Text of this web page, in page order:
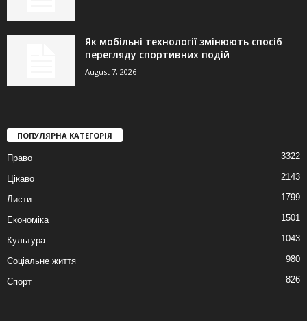
Як мобільні технології змінюють спосіб
перегляду спортивних подій
August 7, 2026
ПОПУЛЯРНА КАТЕГОРІЯ
Право 3322
Цікаво 2143
Листи 1799
Економіка 1501
Культура 1043
Соціальне життя 980
Спорт 826